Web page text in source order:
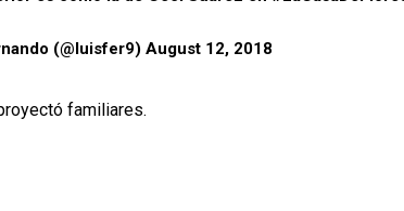
(@luisfer9)August 12, 2018
familiares.